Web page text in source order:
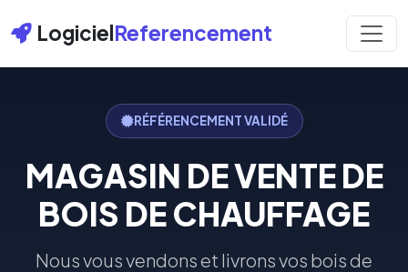
LogicielReferencement
RÉFÉRENCEMENT VALIDÉ
MAGASIN DE VENTE DE
BOIS DE CHAUFFAGE
Nous vous vendons et livrons vos bois de